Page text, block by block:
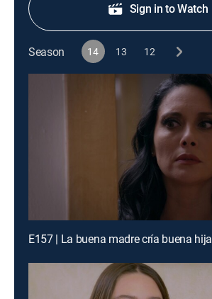
Sign in to Watch
Season 14 13 12
E157 | La buena madre cría buena hija